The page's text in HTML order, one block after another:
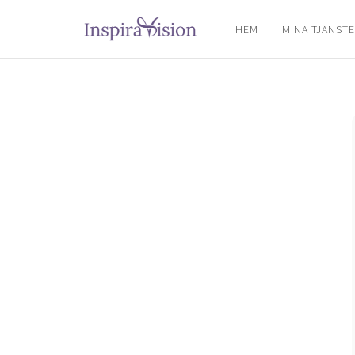
HEM MINA